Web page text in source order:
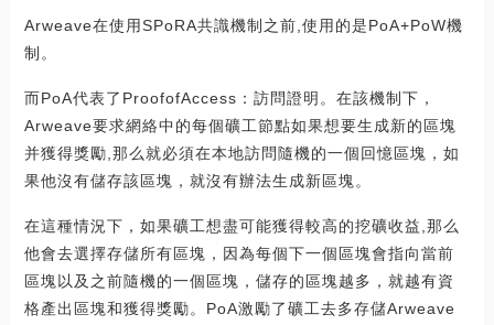
Arweave在使用SPoRA共識機制之前,使用的是PoA+PoW機
制。
而PoA代表了ProofofAccess：訪問證明。在該機制下，
Arweave要求網絡中的每個礦工節點如果想要生成新的區塊
并獲得獎勵,那么就必須在本地訪問隨機的一個回憶區塊，如
果他沒有儲存該區塊，就沒有辦法生成新區塊。
在這種情況下，如果礦工想盡可能獲得較高的挖礦收益,那么
他會去選擇存儲所有區塊，因為每個下一個區塊會指向當前
區塊以及之前隨機的一個區塊，儲存的區塊越多，就越有資
格產出區塊和獲得獎勵。PoA激勵了礦工去多存儲Arweave